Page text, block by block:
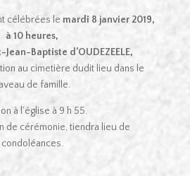
célébrées le mardi 8 janvier 2019,
à 10 heures,
Baptiste d’OUDEZEELE,
au cimetière dudit lieu dans le
de famille.
à l’église à 9 h 55.
de cérémonie, tiendra lieu de
condoléances.